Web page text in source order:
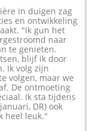
in duigen zag
en ontwikkeling
"Ik gun het
naar
te genieten.
blijf ik door
Ik volg zijn
volgen, maar we
De ontmoeting
Ik sta tijdens
DR) ook
heel leuk."